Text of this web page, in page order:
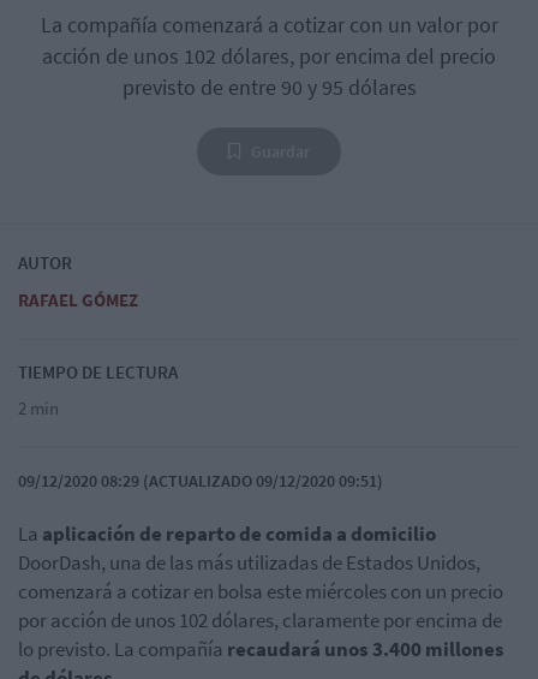
La compañía comenzará a cotizar con un valor por
acción de unos 102 dólares, por encima del precio
previsto de entre 90 y 95 dólares
AUTOR
RAFAEL GÓMEZ
TIEMPO DE LECTURA
2 min
09/12/2020 08:29 (ACTUALIZADO 09/12/2020 09:51)
La aplicación de reparto de comida a domicilio
DoorDash, una de las más utilizadas de Estados Unidos,
comenzará a cotizar en bolsa este miércoles con un precio
por acción de unos 102 dólares, claramente por encima de
lo previsto. La compañía recaudará unos 3.400 millones